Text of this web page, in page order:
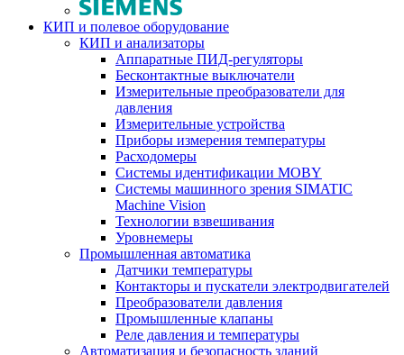
КИП и полевое оборудование
КИП и анализаторы
Аппаратные ПИД-регуляторы
Бесконтактные выключатели
Измерительные преобразователи для
давления
Измерительные устройства
Приборы измерения температуры
Расходомеры
Системы идентификации MOBY
Системы машинного зрения SIMATIC
Machine Vision
Технологии взвешивания
Уровнемеры
Промышленная автоматика
Датчики температуры
Контакторы и пускатели электродвигателей
Преобразователи давления
Промышленные клапаны
Реле давления и температуры
Автоматизация и безопасность зданий